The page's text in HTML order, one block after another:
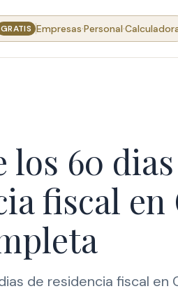
GRATIS Empresas·Personal·
los 60
fiscal en
de residencia fiscal en